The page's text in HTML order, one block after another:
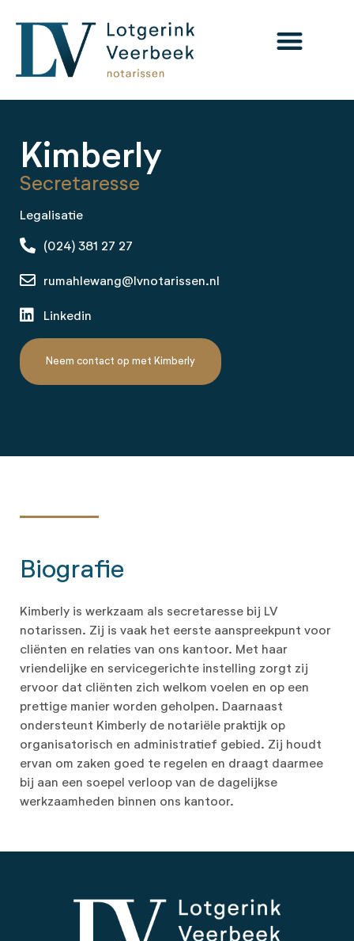
Kimberly
Secretaresse
Legalisatie
(024) 381 27 27
rumahlewang@lvnotarissen.nl
Linkedin
Neem contact op met Kimberly
Biografie
Kimberly is werkzaam als secretaresse bij LV
notarissen. Zij is vaak het eerste aanspreekpunt voor
cliënten en relaties van ons kantoor. Met haar
vriendelijke en servicegerichte instelling zorgt zij
ervoor dat cliënten zich welkom voelen en op een
prettige manier worden geholpen. Daarnaast
ondersteunt Kimberly de notariële praktijk op
organisatorisch en administratief gebied. Zij houdt
ervan om zaken goed te regelen en draagt daarmee
bij aan een soepel verloop van de dagelijkse
werkzaamheden binnen ons kantoor.